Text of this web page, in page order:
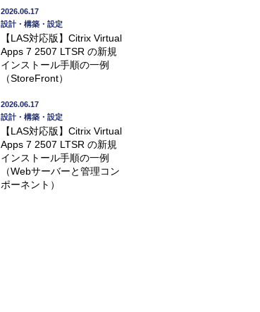
2026.06.17
設計・構築・設定
【LAS対応版】Citrix Virtual
Apps 7 2507 LTSR の新規
インストール手順の一例
（StoreFront）
2026.06.17
設計・構築・設定
【LAS対応版】Citrix Virtual
Apps 7 2507 LTSR の新規
インストール手順の一例
（Webサーバーと管理コン
ポーネント）